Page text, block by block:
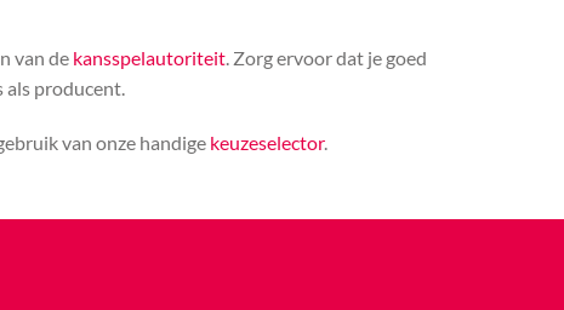
van de kansspelautoriteit. Zorg ervoor dat je goed
producent.
van onze handige keuzeselector.